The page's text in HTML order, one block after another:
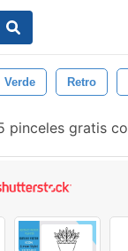
Verde Retro
pinceles gratis